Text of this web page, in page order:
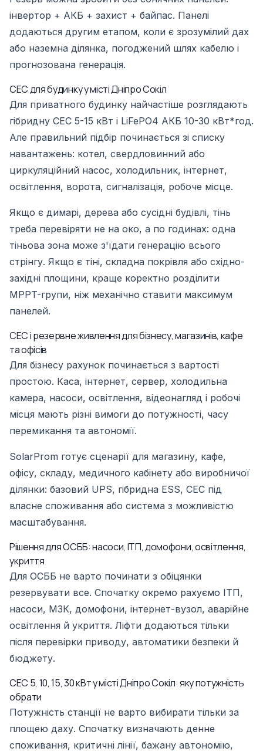
інвертор + АКБ + захист + байпас. Панелі
додаються другим етапом, коли є зрозумілий дах
або наземна ділянка, погоджений шлях кабелю і
прогнозована генерація.
СЕС для будинку у місті Дніпро Сокіл
Для приватного будинку найчастіше розглядають
гібридну СЕС 5-15 кВт і LiFePO4 АКБ 10-30 кВт*год.
Але правильний підбір починається зі списку
навантажень: котел, свердловинний або
циркуляційний насос, холодильник, інтернет,
освітлення, ворота, сигналізація, робоче місце.
Якщо є димарі, дерева або сусідні будівлі, тінь
треба перевіряти не на око, а по годинах: одна
тіньова зона може з'їдати генерацію всього
стрінгу. Якщо є тіні, складна покрівля або східно-
західні площини, краще коректно розділити
MPPT-групи, ніж механічно ставити максимум
панелей.
СЕС і резервне живлення для бізнесу, магазинів, кафе
та офісів
Для бізнесу рахунок починається з вартості
простою. Каса, інтернет, сервер, холодильна
камера, насоси, освітлення, відеонагляд і робочі
місця мають різні вимоги до потужності, часу
перемикання та автономії.
SolarProm готує сценарії для магазину, кафе,
офісу, складу, медичного кабінету або виробничої
ділянки: базовий UPS, гібридна ESS, СЕС під
власне споживання або система з можливістю
масштабування.
Рішення для ОСББ: насоси, ІТП, домофони, освітлення,
укриття
Для ОСББ не варто починати з обіцянки
резервувати все. Спочатку окремо рахуємо ІТП,
насоси, МЗК, домофони, інтернет-вузол, аварійне
освітлення й укриття. Ліфти додаються тільки
після перевірки приводу, автоматики безпеки й
бюджету.
СЕС 5, 10, 15, 30 кВт у місті Дніпро Сокіл: яку потужність
обрати
Потужність станції не варто вибирати тільки за
площею даху. Спочатку визначають денне
споживання, критичні лінії, бажану автономію,